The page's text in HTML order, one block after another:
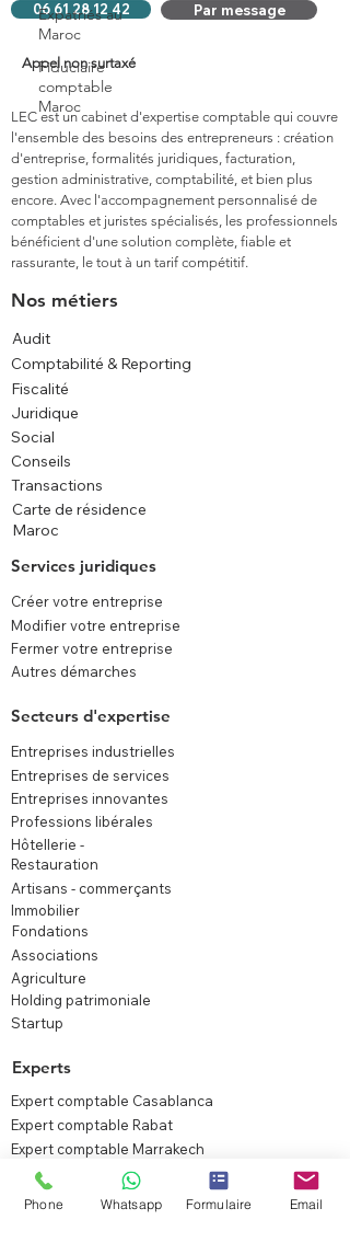
Expatriés au
Maroc
Fiduciaire
comptable
Maroc
06 61 28 12 42
Par message
Appel non surtaxé
LEC est un cabinet d'expertise comptable qui couvre
l'ensemble des besoins des entrepreneurs : création
d'entreprise, formalités juridiques, facturation,
gestion administrative, comptabilité, et bien plus
encore. Avec l'accompagnement personnalisé de
comptables et juristes spécialisés, les professionnels
bénéficient d'une solution complète, fiable et
rassurante, le tout à un tarif compétitif.
Nos métiers
Audit
Comptabilité & Reporting
Fiscalité
Juridique
Social
Conseils
Transactions
Carte de résidence
Maroc
Services juridiques
Créer votre entreprise
Modifier votre entreprise
Fermer votre entreprise
Autres démarches
Secteurs d'expertise
Entreprises industrielles
Entreprises de services
Entreprises innovantes
Professions libérales
Hôtellerie -
Restauration
Artisans - commerçants
Immobilier
Fondations
Associations
Agriculture
Holding patrimoniale
Startup
Experts
Expert comptable Casablanca
Expert comptable Rabat
Expert comptable Marrakech
Expert comptable Agadir
Expert comptable Tanger
Phone Whatsapp Formulaire Email